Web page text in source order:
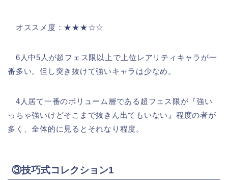
オススメ度：★★★☆☆
6人中5人が超フェス限以上で上位レアリティキャラが一
番多い。但し突き抜けて強いキャラは少なめ。
4人居て一番のボリューム層である超フェス限が『強い
っちゃ強いけどそこまで抜きん出てもいない』程度の者が
多く、全体的に見るとそれなり程度。
③技巧式コレクション1